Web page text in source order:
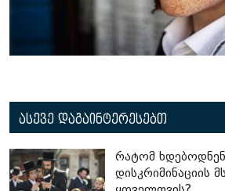
ასევე დაგაინტერესებთ
რატომ
დისკრიმინაციის